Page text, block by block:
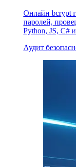
Онлайн bcrypt
паролей,
Python, JS, C#
Аудит